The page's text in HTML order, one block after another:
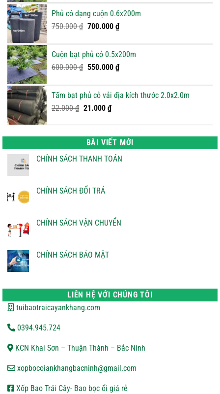
là:
950.000 ₫.
tại
là:
900.000 ₫.
Phủ cỏ dạng cuộn 0.6x200m
750.000₫ Giá
là:
750.000 ₫.
700.000 ₫Giá
tại
là:
700.000 ₫.
Cuộn bạt phủ cỏ 0.5x200m
600.000₫ Giá
là:
600.000 ₫.
550.000 ₫Giá
tại
là:
Tấm bạt phủ cỏ vải địa kích thước 2.0x2.0m
22.000₫ Giá
là:
22.000 ₫.
21.000 ₫Giá
tại
là:
21.000 ₫.
BÀI VIẾT MỚI
CHÍNH SÁCH THANH TOÁN
luận
ở
TOÁN
CHÍNH SÁCH ĐỔI TRẢ
luận
ở
TRẢ
CHÍNH SÁCH VẬN CHUYỂN
luận
ởCHÍNH SÁCH BẢO MẬT
ở
SÁCH
BẢO
LIÊN HỆ VỚI CHÚNG TÔI
tuibaotraicayankhang.com
0394.945.724
KCN Khai Sơn – Thuận Thành – Bắc Ninh
xopbocoiankhangbacninh@gmail.com
Xốp Bao Trái Cây- Bao bọc ổi giá rẻ